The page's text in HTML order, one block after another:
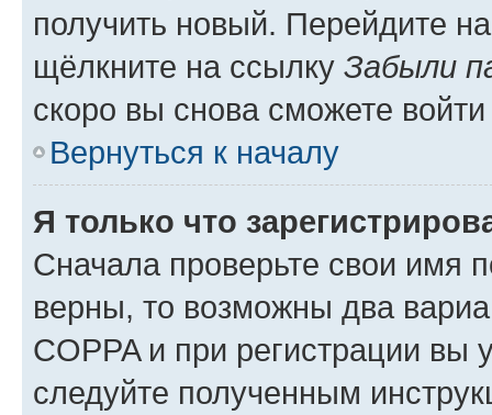
получить новый. Перейдите
щёлкните на ссылку Забыли
скоро вы снова сможете
Вернуться к началу
Я только что
Сначала проверьте свои имя
верны, то возможны два
COPPA и при регистрации вы
следуйте полученным